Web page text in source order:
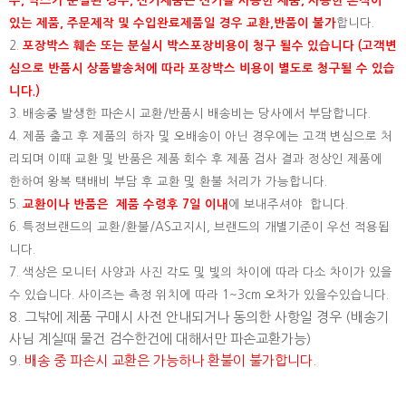
있는 제품, 주문제작 및 수입완료제품일 경우 교환,반품이 불가합니다.
2. 포장박스 훼손 또는 분실시 박스포장비용이 청구 될수 있습니다 (고객변
심으로 반품시 상품발송처에 따라 포장박스 비용이 별도로 청구될 수 있습
니다.)
3. 배송중 발생한 파손시 교환/반품시 배송비는 당사에서 부담합니다.
4. 제품 출고 후 제품의 하자 및 오배송이 아닌 경우에는 고객 변심으로 처
리되며 이때 교환 및 반품은 제품 회수 후 제품 검사 결과 정상인 제품에
한하여 왕복 택배비 부담 후 교환 및 환불 처리가 가능합니다.
5. 교환이나 반품은 제품 수령후 7일 이내 에 보내주셔야 합니다.
6. 특정브랜드의 교환/환불/AS고지시, 브랜드의 개별기준이 우선 적용됩
니다.
7. 색상은 모니터 사양과 사진 각도 및 빛의 차이에 따라 다소 차이가 있을
수 있습니다. 사이즈는 측정 위치에 따라 1~3cm 오차가 있을수있습니다.
8. 그밖에 제품 구매시 사전 안내되거나 동의한 사항일 경우 (배송기
사님 계실때 물건 검수한건에 대해서만 파손교환가능)
9. 배송 중 파손시 교환은 가능하나 환불이 불가합니다.